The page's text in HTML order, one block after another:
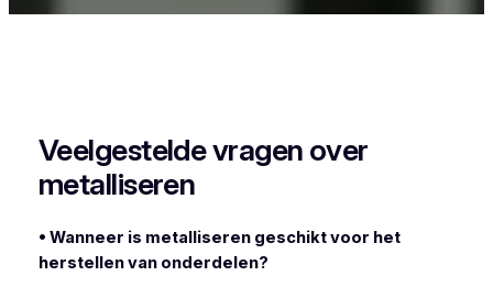
Veelgestelde vragen over
metalliseren
• Wanneer is metalliseren geschikt voor het
herstellen van onderdelen?